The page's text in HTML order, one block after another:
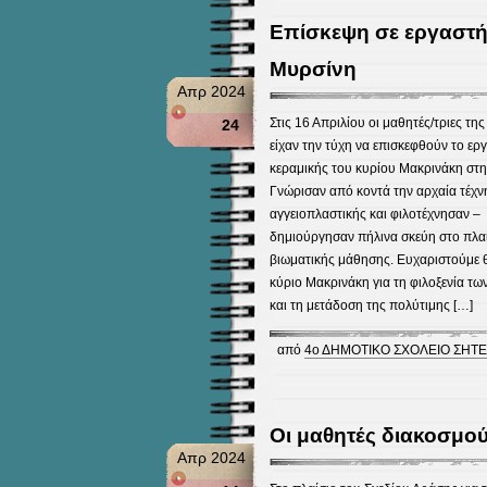
Επίσκεψη σε
Μυρσίνη
Απρ 2024
24
Στις 16 Απριλίου οι μαθητές/τριες
είχαν την τύχη να επισκεφθούν το
κεραμικής του κυρίου Μακρινάκη
Γνώρισαν από κοντά την αρχαία
αγγειοπλαστικής και φιλοτέχνησαν –
δημιούργησαν πήλινα σκεύη στο
βιωματικής μάθησης. Ευχαριστούμε
κύριο Μακρινάκη για τη φιλοξενία
και τη μετάδοση της πολύτιμης […]
από 4ο ΔΗΜΟΤΙΚΟ ΣΧΟΛΕΙΟ
Οι μαθητές
Απρ 2024